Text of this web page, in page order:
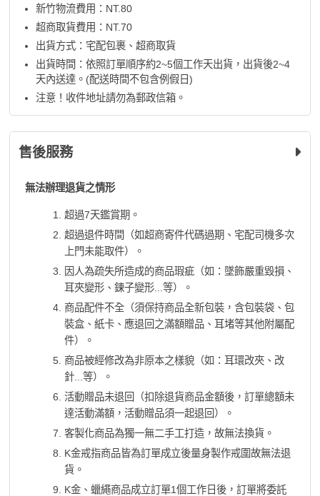
新竹物流費用：NT.80
超商取貨費用：NT.70
出貨方式：宅配包裹、超商取貨
出貨時間：依照訂單順序約2~5個工作天出貨，出貨後2~4
天內送達。(配送時間不包含例假日)
注意！收件地址請勿為郵政信箱。
售後服務
無法辦理退貨之情形
超過7天鑑賞期。
超過退件時間（如超商寄件代碼過期、宅配司機多次
上門未能取件）。
因人為疏失所造成的商品瑕疵（如：墜飾嚴重毀損、
耳夾變形、鍊子變形...等）。
商品配件不全（須保持商品全新包裝，含包裝袋、包
裝盒、紙卡、應退回之滿額贈品、耳堵等其他附屬配
件）。
商品被經修改為非原本之樣貌（如：耳環改夾、改
針...等）。
活動贈品未退回（扣除退貨商品金額後，訂單總額未
達活動滿額，活動贈品須一起退回）。
客製化商品為獨一無二手工打造，故無法換貨。
K金戒指商品皆為訂單成立後量身製作戒圍故無法退
貨。
K金、蠟繩商品成立訂單1個工作日後，訂單將委託